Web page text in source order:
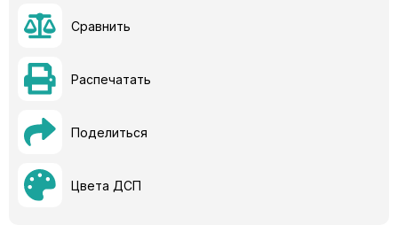
Сравнить
Распечатать
Поделиться
Цвета ДСП